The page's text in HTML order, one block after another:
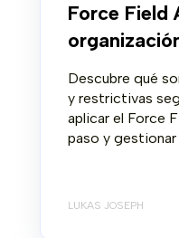
Force Field
Descubre qué
y restrictivas
aplicar el Force
paso y
LUKAS JOSEPH